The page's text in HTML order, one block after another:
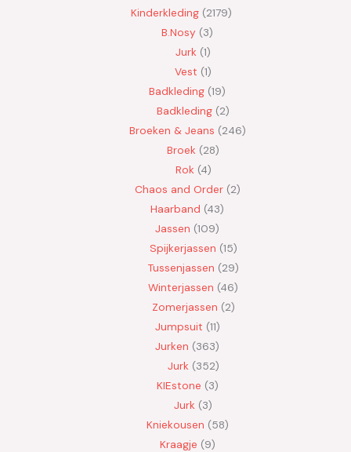
Kinderkleding 2179
B.Nosy 3
Jurk 1
Vest 1
Badkleding 19
Badkleding 2
Broeken & Jeans 246
Broek 28
Rok 4
Chaos and Order 2
Haarband 43
Jassen 109
Spijkerjassen 15
Tussenjassen 29
Winterjassen 46
Zomerjassen 2
Jumpsuit 11
Jurken 363
Jurk 352
KIEstone 3
Jurk 3
Kniekousen 58
Kraagje 9